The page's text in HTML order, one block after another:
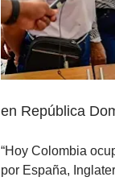
en República
“Hoy Colombia
por España,